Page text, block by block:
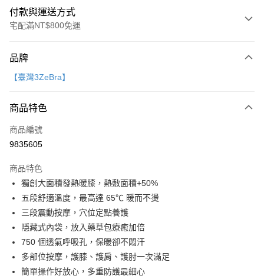
付款與運送方式
宅配滿NT$800免運
信用卡一次付款
Apple Pay
大哥付你分期
相關說明
1.本服務由台灣大哥大提供，台灣大哥大用戶可立即使用無須另外申請。
2.付款方式選擇「大哥付你分期」，訂單成立後會自動跳轉到大哥付的交易
流程，驗證手機門號後，選擇欲分期的期數、繳款截止日，確認付款後即完
成交易。
3.實際核准額度、可分期數及費用金額請依後續交易確認頁面所載為準。
4.訂單成立30分鐘內，如未前往確認交易或遇審核未通過，訂單將自動取
消。如遇「轉專審核」未通過狀況，表示未達大哥付你分期系統評分，恕無
法說明評估內容。
【繳款方式說明】
醒簡訊。
AFTEE先享後付
相關說明
【關於「AFTEE先享後付」】
便利好安心！
１．簡單：不需註冊會員、不需綁卡、不需儲值。
２．便利：只要手機號碼，簡訊認證，即可結帳。
３．安心：先確認商品／服務後，再付款。
【「AFTEE先享後付」結帳流程】
ATM付款
運送方式
國內宅配/郵寄 (不適用離島、海外及郵局i郵箱)
每筆NT$70，滿NT$800(含以上)免運費
品牌
【臺灣3ZeBra】
商品特色
商品編號
9835605
商品特色
獨創大面積發熱暖膝，熱敷面積+50%
五段舒適溫度，最高達 65℃ 暖而不燙
三段震動按摩，穴位定點養護
隱藏式內袋，放入藥草包療癒加倍
750 個透氣呼吸孔，保暖卻不悶汗
多部位按摩，護膝、護肩、護肘一次滿足
簡單操作好放心，多重防護最細心